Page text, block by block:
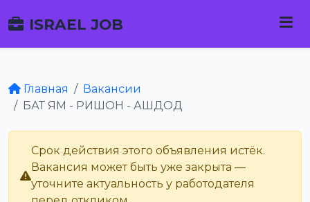
ISRAEL JOB
Главная
Вакансии
БАТ ЯМ - РИШОН - АШДОД
Срок действия этого объявления истёк.
Вакансия может быть уже закрыта —
уточните актуальность у работодателя